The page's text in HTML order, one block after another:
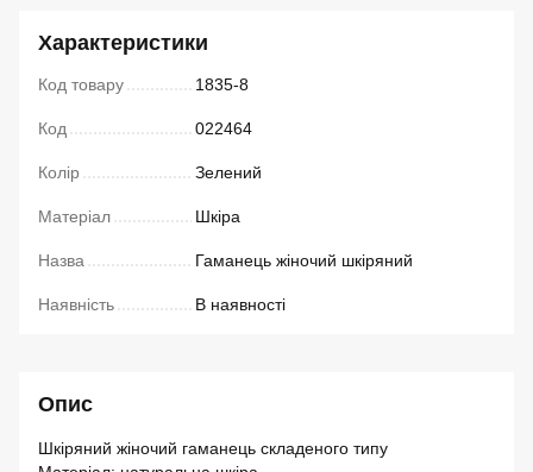
Характеристики
Код товару 1835-8
Код 022464
Колір Зелений
Матеріал Шкіра
Назва Гаманець жіночий шкіряний
Наявність В наявності
Опис
Шкіряний жіночий гаманець складеного типу